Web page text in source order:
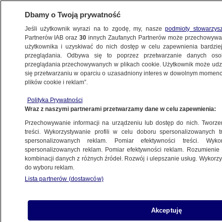
ŚWIAT
w Izbie Reprezentantów
17.11.2022, 06:14
Udostępnij
Partia Republikańska zapewniła sobie co
najmniej 218 mandatów, czyli większość w
Izbie Reprezentantów - podała agencja AP,
Dbamy o Twoją prywatność
Jeśli użytkownik wyrazi na to zgodę, my, naszepodmioty
Partnerów IAB oraz30 innych Zaufanych Partnerów może
użytkownika i uzyskiwać do nich dostęp w celu zapewnienia
przeglądania. Odbywa się to poprzez przetwarzanie danych
przeglądania przechowywanych w plikach cookie. Użytkownik może
się przetwarzaniu w oparciu o uzasadniony interes w dowolnym
plików cookie i reklam”.
Polityka Prywatności
Wraz z naszymi partnerami przetwarzamy dane w celu zapewnienia:
Przechowywanie informacji na urządzeniu lub dostęp do nich.
treści. Wykorzystywanie profili w celu doboru spersonalizowanych
spersonalizowanych reklam. Pomiar efektywności treści.
spersonalizowanych reklam. Pomiar efektywności reklam.
kombinacji danych z różnych źródeł. Rozwój i ulepszanie usług.
do wyboru reklam.
Lista partnerów (dostawców)
Akceptuję